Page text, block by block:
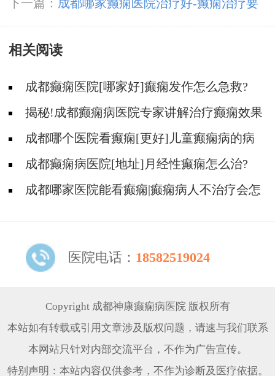
以自己出门吗
下一篇： 成都哪家癫痫医院治疗好-癫痫治疗要
花好多钱
相关阅读
成都癫痫医院[哪家好]癫痫发作怎么急救?
揭秘!成都癫痫病医院专家讲解治疗癫痫效果
好的方法?
成都哪个医院看癫痫[更好]儿童癫痫病的病
因?成都癫痫病医院[地址]月经性癫痫怎么治?
成都哪家医院能看癫痫|癫痫病人不治疗会怎
医院电话： 18582519024
Copyright 成都神康癫痫病医院 版权所有
本站如有转载或引用文章涉及版权问题，请速与我们联系
本网站只针对内部交流平台，不作为广告宣传。
特别声明：本站内容仅供参考，不作为诊断及医疗依据。